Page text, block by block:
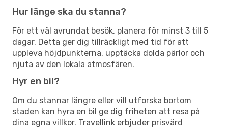
Hur länge ska du stanna?
För ett väl avrundat besök, planera för minst 3 till 5
dagar. Detta ger dig tillräckligt med tid för att
uppleva höjdpunkterna, upptäcka dolda pärlor och
njuta av den lokala atmosfären.
Hyr en bil?
Om du stannar längre eller vill utforska bortom
staden kan hyra en bil ge dig friheten att resa på
dina egna villkor. Travellink erbjuder prisvärd